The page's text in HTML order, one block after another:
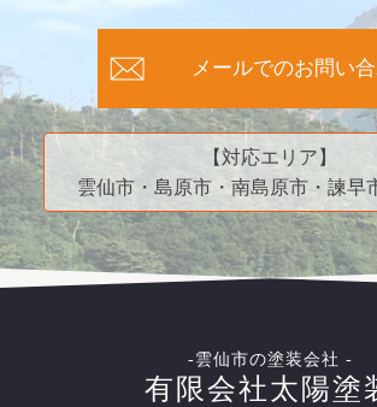
メールでのお問い
【対応エリア】
雲仙市・島原市・南島原市・諫早
-雲仙市の塗装会社 -
有限会社太陽塗